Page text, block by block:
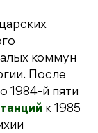
коммун
После
1984-й пяти
к 1985